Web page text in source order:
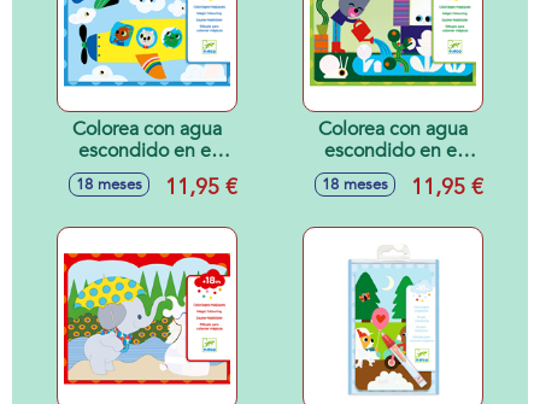
Colorea con agua
escondido en el
cielo
18 meses 11,95 €
Colorea con agua
escondido en el
jardín
18 meses 11,95 €